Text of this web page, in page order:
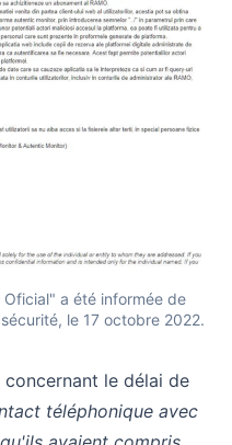
a été informée de
le 17 octobre 2022.
le délai de
téléphonique avec